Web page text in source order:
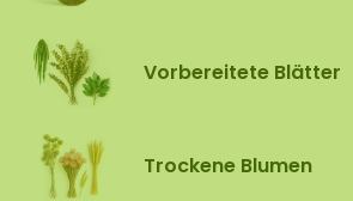
Vorbereitete Blätter
Trockene Blumen